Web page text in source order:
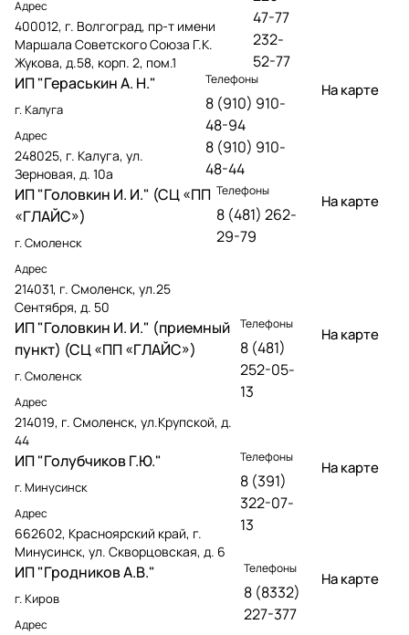
Адрес
400012, г. Волгоград, пр-т имени
Маршала Советского Союза Г.К.
Жукова, д.58, корп. 2, пом.1
47-77
232-
52-77
ИП "Гераськин А. Н."
г. Калуга
Адрес
248025, г. Калуга, ул.
Зерновая, д. 10а
Телефоны
8 (910) 910-
48-94
8 (910) 910-
48-44
На карте
ИП "Головкин И. И." (СЦ «ПП
«ГЛАЙС»)
г. Смоленск
Адрес
214031, г. Смоленск, ул.25
Сентября, д. 50
Телефоны
8 (481) 262-
29-79
На карте
ИП "Головкин И. И." (приемный
пункт) (СЦ «ПП «ГЛАЙС»)
г. Смоленск
Адрес
214019, г. Смоленск, ул.Крупской, д.
44
Телефоны
8 (481)
252-05-
13
На карте
ИП "Голубчиков Г.Ю."
г. Минусинск
Адрес
662602, Красноярский край, г.
Минусинск, ул. Скворцовская, д. 6
Телефоны
8 (391)
322-07-
13
На карте
ИП "Гродников А.В."
г. Киров
Адрес
Телефоны
8 (8332)
227-377
На карте